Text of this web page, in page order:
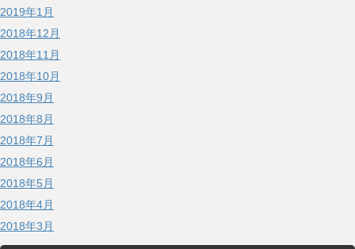
2019年1月
2018年12月
2018年11月
2018年10月
2018年9月
2018年8月
2018年7月
2018年6月
2018年5月
2018年4月
2018年3月